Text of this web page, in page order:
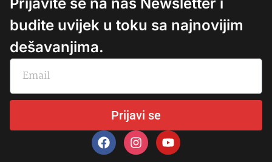
budite uvijek u toku sa najnovijim
dešavanjima.
Prijavi se